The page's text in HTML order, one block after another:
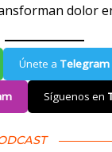
dolor
Únete a Telegram
Síguenos en